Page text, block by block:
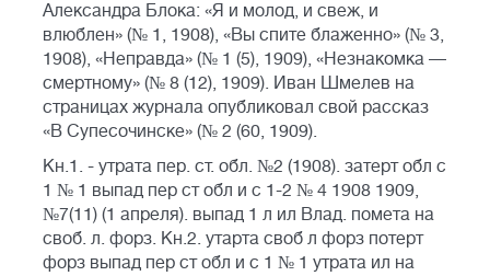
Александра Блока: «Я и молод, и свеж, и
влюблен» (№ 1, 1908), «Вы спите блаженно» (№ 3,
1908), «Неправда» (№ 1 (5), 1909), «Незнакомка —
смертному» (№ 8 (12), 1909). Иван Шмелев на
страницах журнала опубликовал свой рассказ
«В Супесочинске» (№ 2 (60, 1909).
Кн.1. - утрата пер. ст. обл. №2 (1908). затерт обл с
1 № 1 выпад пер ст обл и с 1-2 № 4 1908 1909,
№7(11) (1 апреля). выпад 1 л ил Влад. помета на
своб. л. форз. Кн.2. утарта своб л форз потерт
форз выпад пер ст обл и с 1 № 1 утрата ил на